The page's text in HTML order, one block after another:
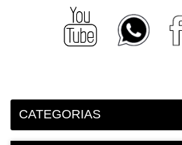
CATEGORIAS